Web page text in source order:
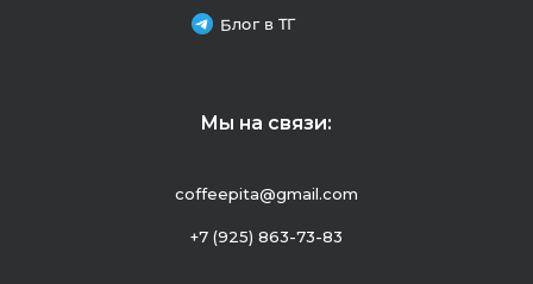
Блог в ТГ
Мы на связи:
coffeepita@gmail.com
+7 (925) 863-73-83